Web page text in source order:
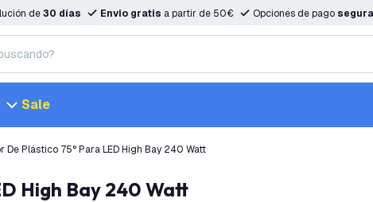
de30 días Envio gratis a partir de 50€ Opciones de pago
Sale
De Plástico 75° Para LED High Bay 240 Watt
High Bay 240 Watt